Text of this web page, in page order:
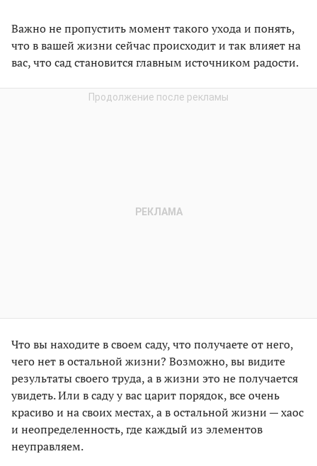
Важно не пропустить момент такого ухода и понять,
что в вашей жизни сейчас происходит и так влияет на
вас, что сад становится главным источником радости.
Что вы находите в своем саду, что получаете от него,
чего нет в остальной жизни? Возможно, вы видите
результаты своего труда, а в жизни это не получается
увидеть. Или в саду у вас царит порядок, все очень
красиво и на своих местах, а в остальной жизни — хаос
и неопределенность, где каждый из элементов
неуправляем.